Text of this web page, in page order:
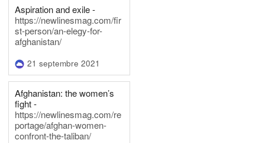
Aspiration and exile -
https://newlinesmag.com/fir
st-person/an-elegy-for-
afghanistan/
21 septembre 2021
Afghanistan: the women’s
fight -
https://newlinesmag.com/re
portage/afghan-women-
confront-the-taliban/